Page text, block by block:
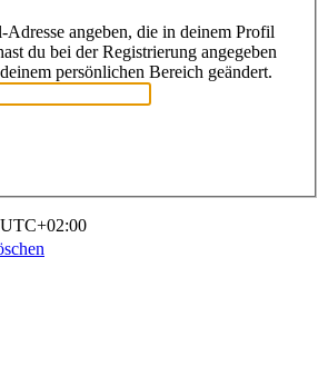
angeben, die in deinem Profil
du bei der Registrierung angegeben
persönlichen Bereich geändert.
UTC+02:00